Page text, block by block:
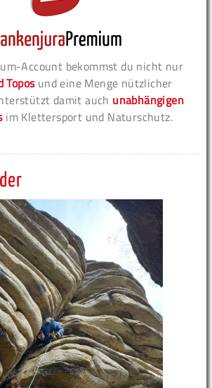
Account bekommst du nicht nur
Toposund eine Menge nützlicher
damit auch unabhängigen
im Klettersport und Naturschutz.